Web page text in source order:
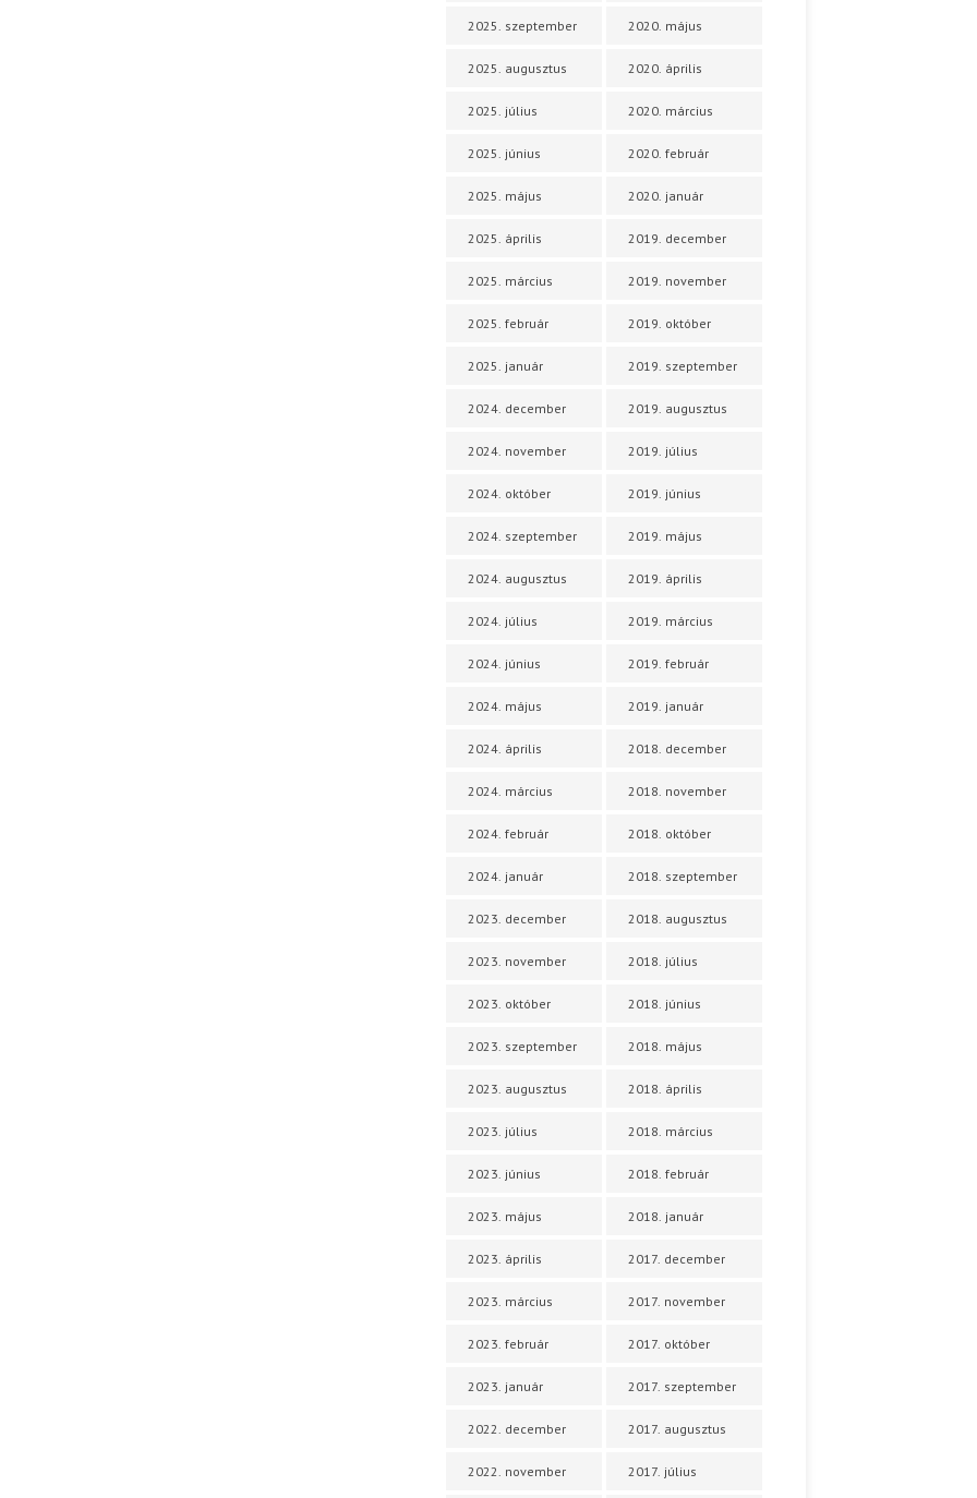
2025. szeptember
2025. augusztus
2025. július
2025. június
2025. május
2025. április
2025. március
2025. február
2025. január
2024. december
2024. november
2024. október
2024. szeptember
2024. augusztus
2024. július
2024. június
2024. május
2024. április
2024. március
2024. február
2024. január
2023. december
2023. november
2023. október
2023. szeptember
2023. augusztus
2023. július
2023. június
2023. május
2023. április
2023. március
2023. február
2023. január
2022. december
2022. november
2020. május
2020. április
2020. március
2020. február
2020. január
2019. december
2019. november
2019. október
2019. szeptember
2019. augusztus
2019. július
2019. június
2019. május
2019. április
2019. március
2019. február
2019. január
2018. december
2018. november
2018. október
2018. szeptember
2018. augusztus
2018. július
2018. június
2018. május
2018. április
2018. március
2018. február
2018. január
2017. december
2017. november
2017. október
2017. szeptember
2017. augusztus
2017. július